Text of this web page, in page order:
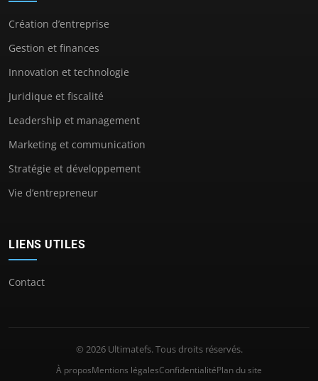
Création d’entreprise
Gestion et finances
Innovation et technologie
Juridique et fiscalité
Leadership et management
Marketing et communication
Stratégie et développement
Vie d’entrepreneur
LIENS UTILES
Contact
© 2026 Ultimatefs. Tous droits réservés.
À proposMentions légalesConfidentialitéPlan du site